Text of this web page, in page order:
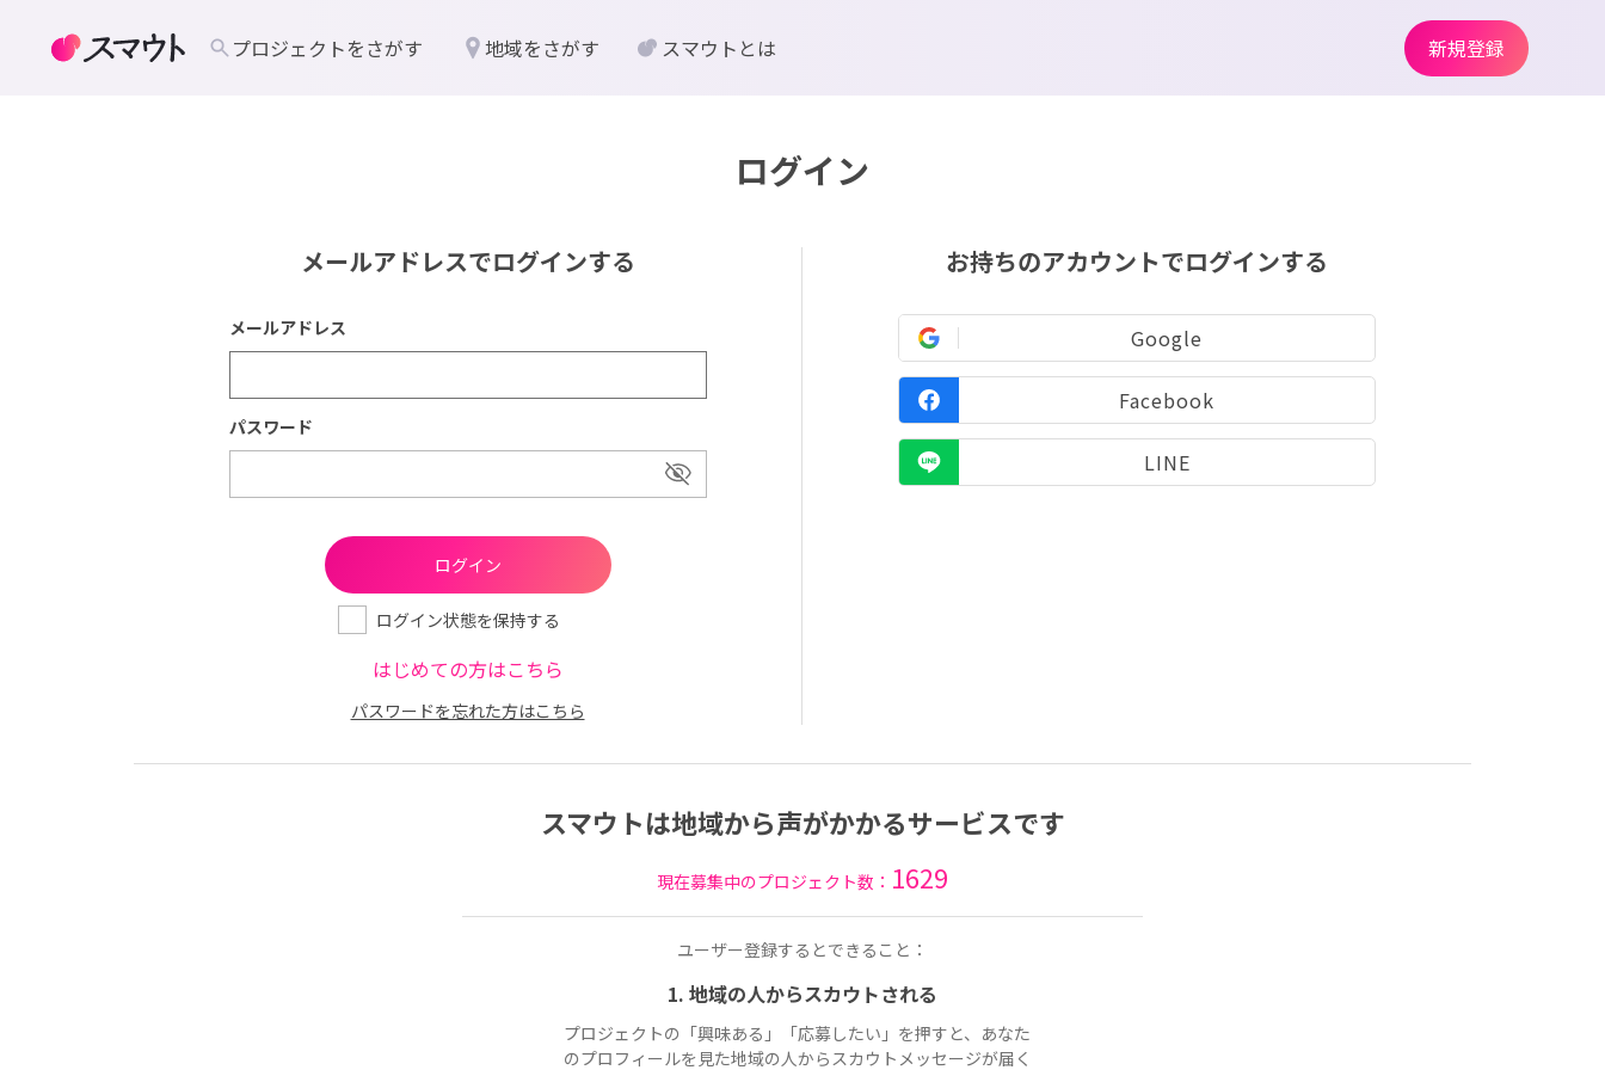
ログイン
メールアドレスでログインする
メールアドレス
パスワード
ログイン状態を保持する
はじめての方はこちら
パスワードを忘れた方はこちら
お持ちのアカウントでログインする
Google
Facebook
LINE
スマウトは地域から声がかかるサービスです
現在募集中のプロジェクト数： 1629
ユーザー登録するとできること：
1. 地域の人からスカウトされる
プロジェクトの「興味ある」「応募したい」を押すと、あなた
のプロフィールを見た地域の人からスカウトメッセージが届く
プロジェクトをさがす 地域をさがす スマウトとは 新規登録